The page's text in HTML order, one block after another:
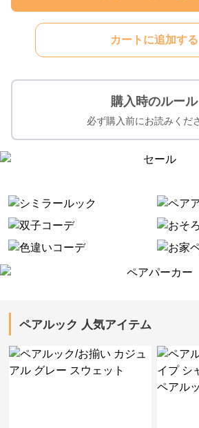
カートに追加する
購入時のルール
必ず購入前にお読みくだ
ペアルック 人気アイテム